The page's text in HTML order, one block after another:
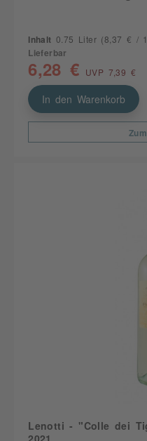
Inhalt 0.75 Liter (8,37 € /
Lieferbar
6,28 € UVP 7,39 €
In den Warenkorb
Lenotti - "Colle dei
2021